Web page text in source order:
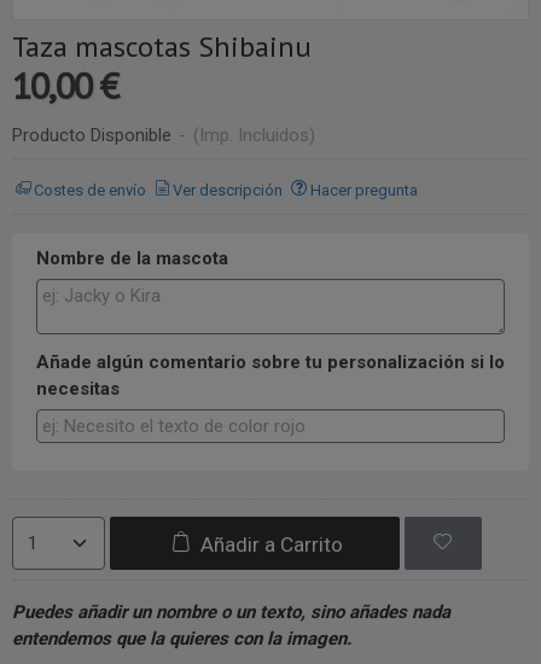
Taza mascotas Shibainu
10,00 €
Producto Disponible - (Imp. Incluidos)
Costes de envío Ver descripción Hacer pregunta
Nombre de la mascota
Añade algún comentario sobre tu personalización si lo
necesitas
Añadir a Carrito
Puedes añadir un nombre o un texto, sino añades nada
entendemos que la quieres con la imagen.